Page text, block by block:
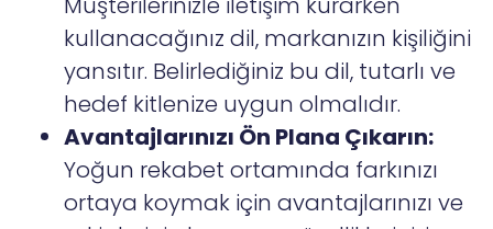
kullanacağınız dil, markanızın kişiliğini
yansıtır. Belirlediğiniz bu dil, tutarlı ve
hedef kitlenize uygun olmalıdır.
Avantajlarınızı Ön Plana Çıkarın:
Yoğun rekabet ortamında farkınızı
ortaya koymak için avantajlarınızı ve